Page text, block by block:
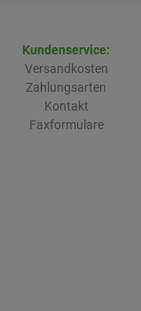
Kundenservice:
Versandkosten
Zahlungsarten
Kontakt
Faxformulare